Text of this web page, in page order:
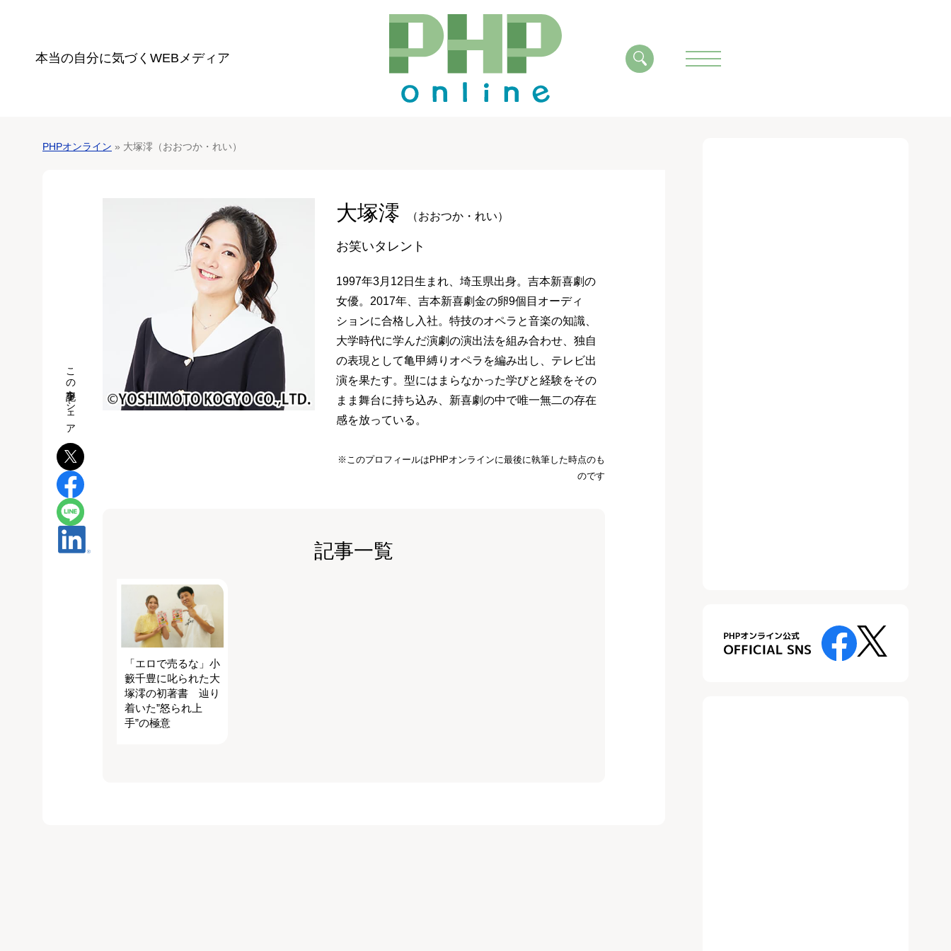
本当の自分に気づく WEBメディア
PHPオンライン » 大塚澪（おおつか・れい）
大塚澪 （おおつか・れい）
お笑いタレント
1997年3月12日生まれ、埼玉県出身。吉本新喜劇の
女優。2017年、吉本新喜劇金の卵9個目オーディ
ションに合格し入社。特技のオペラと音楽の知識、
大学時代に学んだ演劇の演出法を組み合わせ、独自
の表現として亀甲縛りオペラを編み出し、テレビ出
演を果たす。型にはまらなかった学びと経験をその
まま舞台に持ち込み、新喜劇の中で唯一無二の存在
感を放っている。
※このプロフィールはPHPオンラインに最後に執筆した時点のも
のです
記事一覧
「エロで売るな」小
籔千豊に叱られた大
塚澪の初著書 辿り
着いた”怒られ上
手”の極意
この記事をシェア